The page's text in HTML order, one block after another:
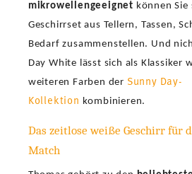
mikrowellengeeignet können Sie
Geschirrset aus Tellern, Tassen,
Bedarf zusammenstellen. Und
Day White lässt sich als Klassiker
weiteren Farben der Sunny Day-
Kollektion kombinieren.
Das zeitlose weiße Geschirr für
Match